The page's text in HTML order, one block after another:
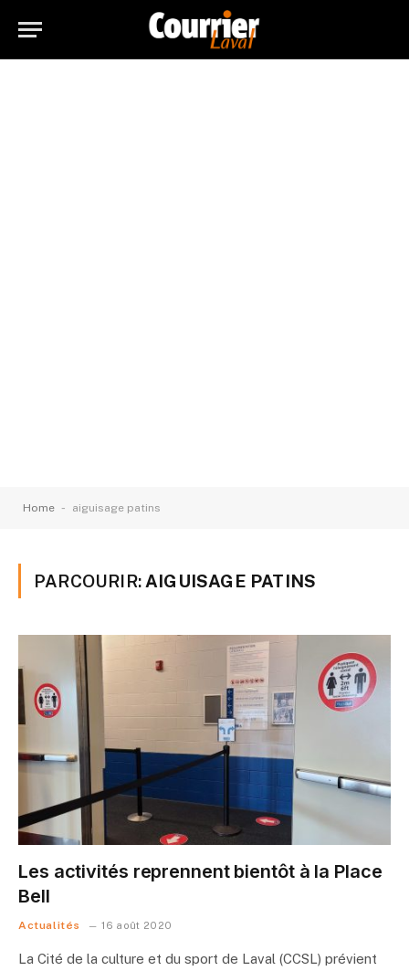
Home - aiguisage patins
PARCOURIR: AIGUISAGE PATINS
Les activités reprennent bientôt à la Place
Bell
Actualités 16 août 2020
La Cité de la culture et du sport de Laval (CCSL) prévient